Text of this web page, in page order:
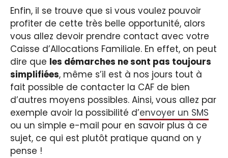
Enfin, il se trouve que si vous voulez pouvoir
profiter de cette très belle opportunité, alors
vous allez devoir prendre contact avec votre
Caisse d’Allocations Familiale. En effet, on peut
dire que les démarches ne sont pas toujours
simplifiées, même s’il est à nos jours tout à
fait possible de contacter la CAF de bien
d’autres moyens possibles. Ainsi, vous allez par
exemple avoir la possibilité d’envoyer un SMS
ou un simple e-mail pour en savoir plus à ce
sujet, ce qui est plutôt pratique quand on y
pense !